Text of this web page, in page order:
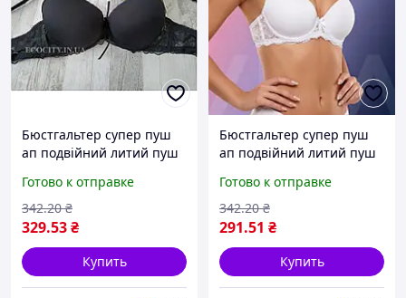
Бюстгальтер супер пуш
ап подвійний литий пуш
чорний(1586Ч)
Готово к отправке
329.53₴
342.20 ₴
Купить
Бюстгальтер супер пуш
ап подвійний литий пуш
білий (1586Б)
Готово к отправке
291.51 ₴
342.20 ₴
Купить